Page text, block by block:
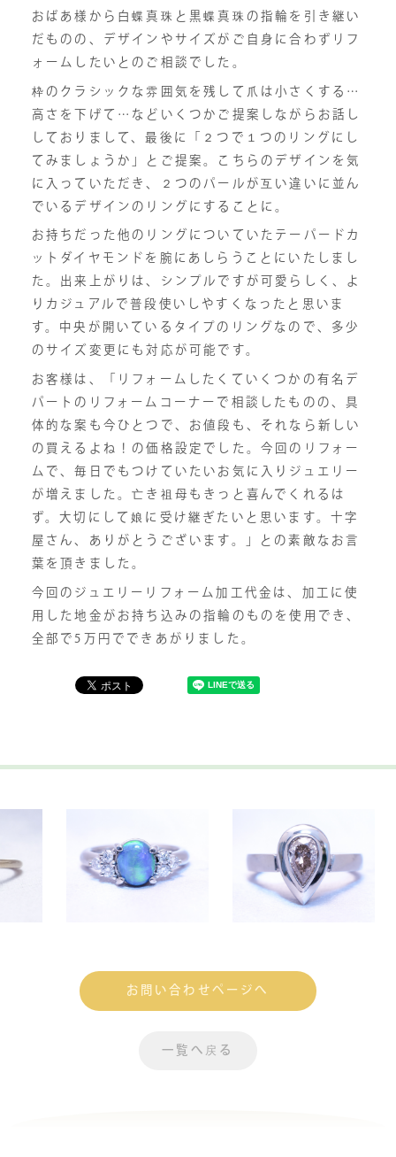
おばあ様から白蝶真珠と黒蝶真珠の指輪を引き継い
だものの、デザインやサイズがご自身に合わずリフ
ォームしたいとのご相談でした。
枠のクラシックな雰囲気を残して爪は小さくする…
高さを下げて…などいくつかご提案しながらお話し
しておりまして、最後に「２つで１つのリングにし
てみましょうか」とご提案。こちらのデザインを気
に入っていただき、２つのパールが互い違いに並ん
でいるデザインのリングにすることに。
お持ちだった他のリングについていたテーパードカ
ットダイヤモンドを腕にあしらうことにいたしまし
た。出来上がりは、シンプルですが可愛らしく、よ
りカジュアルで普段使いしやすくなったと思いま
す。中央が開いているタイプのリングなので、多少
のサイズ変更にも対応が可能です。
お客様は、「リフォームしたくていくつかの有名デ
パートのリフォームコーナーで相談したものの、具
体的な案も今ひとつで、お値段も、それなら新しい
の買えるよね！の価格設定でした。今回のリフォー
ムで、毎日でもつけていたいお気に入りジュエリー
が増えました。亡き祖母もきっと喜んでくれるは
ず。大切にして娘に受け継ぎたいと思います。十字
屋さん、ありがとうございます。」との素敵なお言
葉を頂きました。
今回のジュエリーリフォーム加工代金は、加工に使
用した地金がお持ち込みの指輪のものを使用でき、
全部で5万円でできあがりました。
お問い合わせページへ
一覧へ戻る